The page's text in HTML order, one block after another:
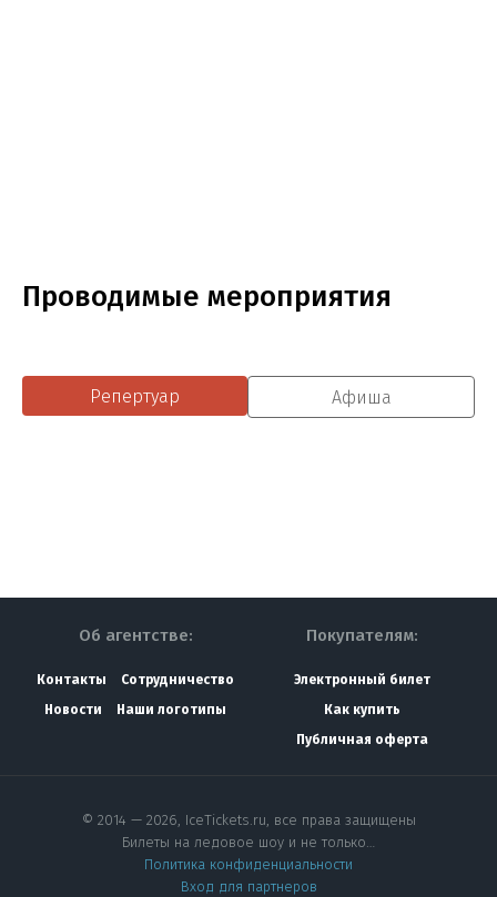
Проводимые мероприятия
Репертуар Афиша
Об агентстве:
Контакты
Сотрудничество
Новости
Наши логотипы
Покупателям:
Электронный билет
Как купить
Публичная оферта
© 2014 — 2026, IceTickets.ru, все права защищены
Билеты на ледовое шоу и не только…
Политика конфиденциальности
Вход для партнеров